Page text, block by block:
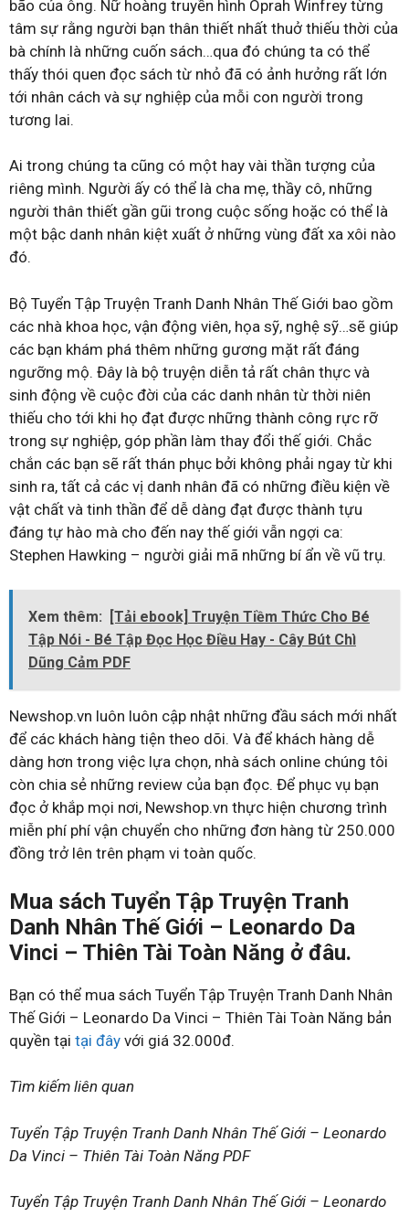
bão của ông. Nữ hoàng truyền hình Oprah Winfrey từng
tâm sự rằng người bạn thân thiết nhất thuở thiếu thời của
bà chính là những cuốn sách…qua đó chúng ta có thể
thấy thói quen đọc sách từ nhỏ đã có ảnh hưởng rất lớn
tới nhân cách và sự nghiệp của mỗi con người trong
tương lai.
Ai trong chúng ta cũng có một hay vài thần tượng của
riêng mình. Người ấy có thể là cha mẹ, thầy cô, những
người thân thiết gần gũi trong cuộc sống hoặc có thể là
một bậc danh nhân kiệt xuất ở những vùng đất xa xôi nào
đó.
Bộ Tuyển Tập Truyện Tranh Danh Nhân Thế Giới bao gồm
các nhà khoa học, vận động viên, họa sỹ, nghệ sỹ…sẽ giúp
các bạn khám phá thêm những gương mặt rất đáng
ngưỡng mộ. Đây là bộ truyện diễn tả rất chân thực và
sinh động về cuộc đời của các danh nhân từ thời niên
thiếu cho tới khi họ đạt được những thành công rực rỡ
trong sự nghiệp, góp phần làm thay đổi thế giới. Chắc
chắn các bạn sẽ rất thán phục bởi không phải ngay từ khi
sinh ra, tất cả các vị danh nhân đã có những điều kiện về
vật chất và tinh thần để dễ dàng đạt được thành tựu
đáng tự hào mà cho đến nay thế giới vẫn ngợi ca:
Stephen Hawking – người giải mã những bí ẩn về vũ trụ.
Xem thêm:
[Tải ebook] Truyện Tiềm Thức Cho Bé
Tập Nói - Bé Tập Đọc Học Điều Hay - Cây Bút Chì
Dũng Cảm PDF
Newshop.vn luôn luôn cập nhật những đầu sách mới nhất
để các khách hàng tiện theo dõi. Và để khách hàng dễ
dàng hơn trong việc lựa chọn, nhà sách online chúng tôi
còn chia sẻ những review của bạn đọc. Để phục vụ bạn
đọc ở khắp mọi nơi, Newshop.vn thực hiện chương trình
miễn phí phí vận chuyển cho những đơn hàng từ 250.000
đồng trở lên trên phạm vi toàn quốc.
Mua sách Tuyển Tập Truyện Tranh
Danh Nhân Thế Giới – Leonardo Da
Vinci – Thiên Tài Toàn Năng ở đâu.
Bạn có thể mua sách Tuyển Tập Truyện Tranh Danh Nhân
Thế Giới – Leonardo Da Vinci – Thiên Tài Toàn Năng bản
quyền tại tại đây với giá 32.000đ.
Tìm kiếm liên quan
Tuyển Tập Truyện Tranh Danh Nhân Thế Giới – Leonardo
Da Vinci – Thiên Tài Toàn Năng PDF
Tuyển Tập Truyện Tranh Danh Nhân Thế Giới – Leonardo